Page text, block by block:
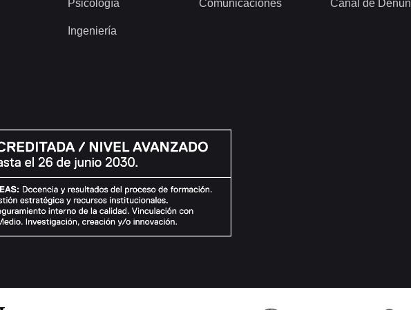
Psicología
Ingeniería
Comunicaciones Canal de